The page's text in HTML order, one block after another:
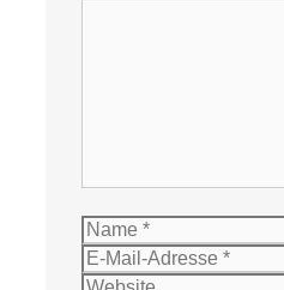
Name